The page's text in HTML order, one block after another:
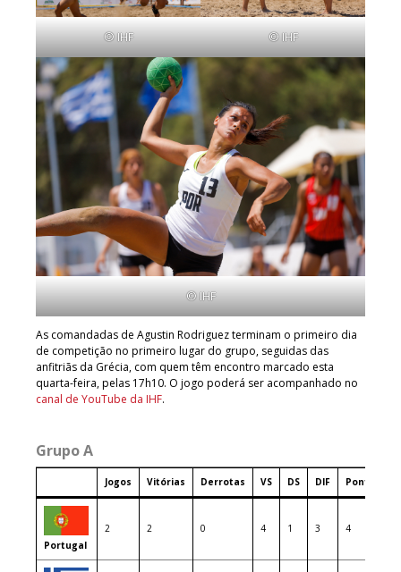
© IHF © IHF
© IHF
As comandadas de Agustin Rodriguez terminam o primeiro dia
de competição no primeiro lugar do grupo, seguidas das
anfitriãs da Grécia, com quem têm encontro marcado esta
quarta-feira, pelas 17h10. O jogo poderá ser acompanhado no
canal de YouTube da IHF.
Grupo A
Jogos Vitórias Derrotas VS DS DIF Pontos
Portugal
2 2 0 4 1 3 4